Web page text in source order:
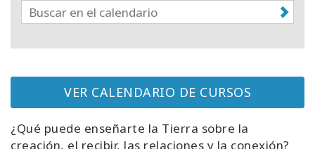
Sobre
nosotros
Regiones
VER CALENDARIO DE CURSOS
¿Qué puede enseñarte la Tierra sobre la
creación, el recibir, las relaciones y la conexión?